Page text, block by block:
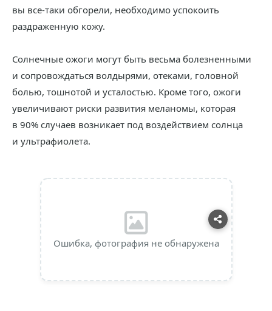
вы все-таки обгорели, необходимо успокоить
раздраженную кожу.
Солнечные ожоги могут быть весьма болезненными
и сопровождаться волдырями, отеками, головной
болью, тошнотой и усталостью. Кроме того, ожоги
увеличивают риски развития меланомы, которая
в 90% случаев возникает под воздействием солнца
и ультрафиолета.
Ошибка, фотография не обнаружена